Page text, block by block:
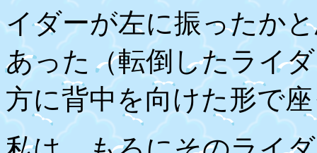
イダーが左に振ったか
あった（転倒したライ
方に背中を向けた形で